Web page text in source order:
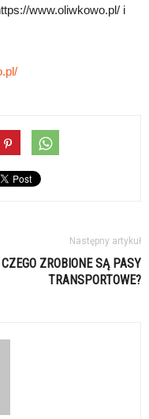
www.oliwkowo.pl/ i
Następny artykuł
ZROBIONE SĄ PASY
TRANSPORTOWE?